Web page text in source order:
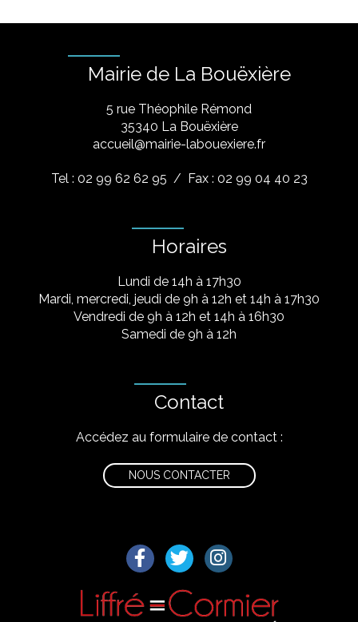
Mairie de La Bouëxière
5 rue Théophile Rémond
​35340 La Bouëxière
accueil@mairie-labouexiere.fr
Tel : 02 99 62 62 95 / Fax : 02 99 04 40 23
Horaires
Lundi de 14h à 17h30
Mardi, mercredi, jeudi de 9h à 12h et 14h à 17h30
Vendredi de 9h à 12h et 14h à 16h30
Samedi de 9h à 12h
Contact
Accédez au formulaire de contact :
NOUS CONTACTER
Lien vers le compte Facebook
Lien vers le compte Twitter
Lien vers le compte